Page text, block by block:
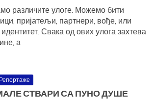
различите улоге. Можемо бити
пријатељи, партнери, вође, или
Свака од ових улога захтева
а
Репортаже
СТВАРИ СА ПУНО ДУШЕ